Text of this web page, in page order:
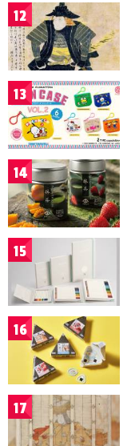
12
13
14
15
16
17